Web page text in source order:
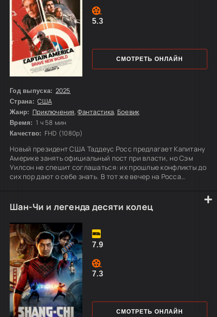
Год выпуска: 2025
Страна: США
Жанр: Приключения,Фантастика, Боевик
Время: 1 ч 58 мин
Качество: FHD (1080p)
Новый президент США Таддеус Росс предлагает Капитану
Америке занять официальный пост при власти, но Сэм
Уилсон не спешит соглашаться: их прошлые конфликты до
сих пор дают о себе знать. В тот же вечер на Росса
с президентом — среди людей, которым он доверяет.
СМОТРЕТЬ ОНЛАЙН
5.3
Шан-Чи и легенда десяти колец
СМОТРЕТЬ ОНЛАЙН
7.9
7.3